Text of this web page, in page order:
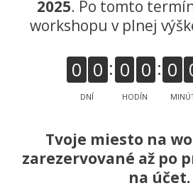
2025. Po tomto
workshopu v plnej
0 0
DNÍ
0 0
HODÍN
0
Tvoje miesto na
zarezervované až po
na účet.